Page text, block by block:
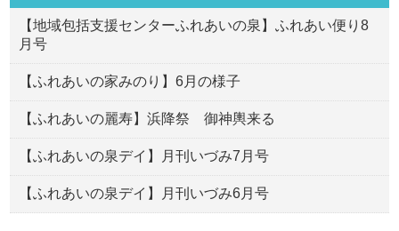
【地域包括支援センターふれあいの泉】ふれあい便り8
月号
【ふれあいの家みのり】6月の様子
【ふれあいの麗寿】浜降祭 御神輿来る
【ふれあいの泉デイ】月刊いづみ7月号
【ふれあいの泉デイ】月刊いづみ6月号